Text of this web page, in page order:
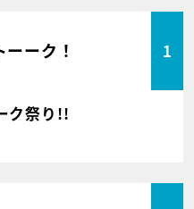
ーーク！ 1
ク祭り!!